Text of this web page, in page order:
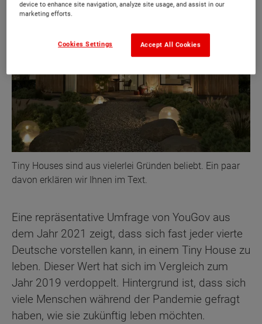
Tiny Houses sind aus vielerlei Gründen beliebt. Ein paar
davon erklären wir Ihnen im Text.
Eine repräsentative Umfrage von YouGov aus
dem Jahr 2021 zeigt, dass sich fast jeder vierte
Deutsche vorstellen kann, in einem Tiny House zu
leben. Dieser Wert hat sich im Vergleich zum
Jahr 2019 verdoppelt. Hintergrund ist, dass sich
viele Menschen während der Pandemie gefragt
haben, wie sie zukünftig leben möchten.
device to enhance site navigation, analyze site usage, and assist in our
marketing efforts.
Accept All Cookies
Cookies Settings